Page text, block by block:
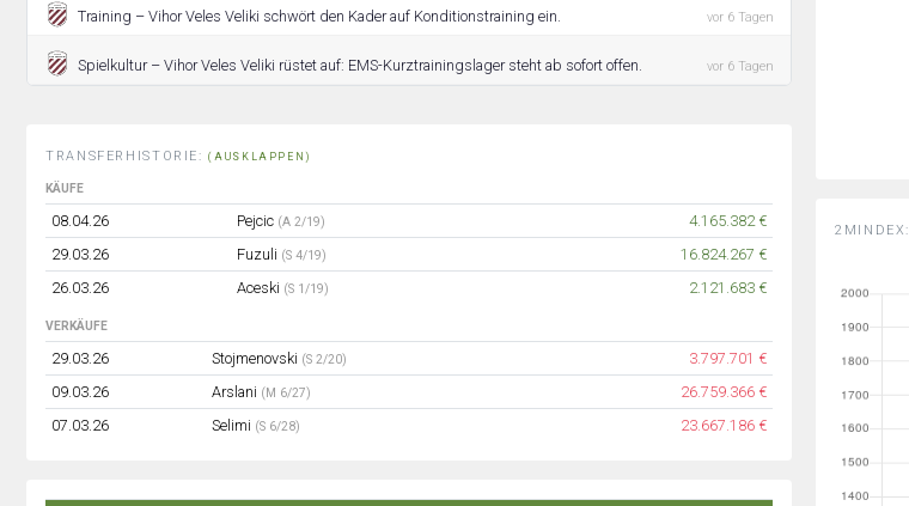
Training – Vihor Veles Veliki schwört den Kader auf Konditionstraining ein. vor 6 Tagen
Spielkultur – Vihor Veles Veliki rüstet auf: EMS-Kurztrainingslager steht ab sofort offen. vor 6 Tagen
TRANSFERHISTORIE:(AUSKLAPPEN)
KÄUFE
08.04.26 Pejcic (A 2/19)
4.165.382 €
29.03.26
Fuzuli (S 4/19)
16.824.267 €
26.03.26
Aceski (S 1/19) 2.121.683 €
VERKÄUFE
29.03.26 Stojmenovski (S 2/20)
3.797.701 €
09.03.26
Arslani (M 6/27)
26.759.366 €
07.03.26
Selimi (S 6/28) 23.667.186 €
2MINDEX: